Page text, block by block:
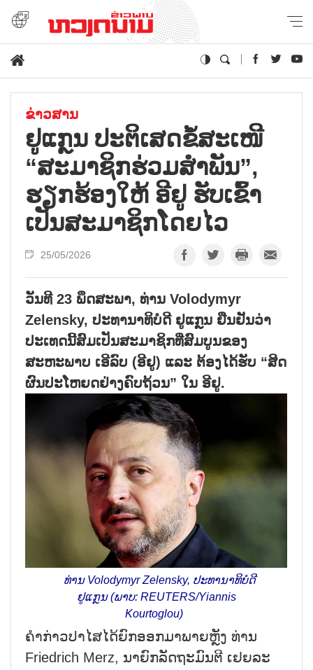
ຂ່າວສານ
ຢູແກຼນ ປະຕິເສດຂໍ້ສະເໜີ
“ສະມາຊິກຮ່ວມສຳພັນ”,
ຮຽກຮ້ອງໃຫ້ ອີຢູ ຮັບເຂົ້າ
ເປັນສະມາຊິກໂດຍໄວ
25/05/2026
ວັນທີ 23 ພຶດສະພາ, ທ່ານ Volodymyr
Zelensky, ປະທານາທິບໍດີ ຢູແກຼນ ຢືນຢັນວ່າ
ປະເທດນີ້ສົມເປັນສະມາຊິກທີ່ສົມບູນຂອງ
ສະຫະພາບ ເອີລົບ (ອີຢູ) ແລະ ຕ້ອງໄດ້ຮັບ “ສິດ
ຜົນປະໂຫຍດຢ່າງຄົບຖ້ວນ” ໃນ ອີຢູ.
ທ່ານ Volodymyr Zelensky, ປະທານາທິບໍດີ
ຢູແກຼນ (ພາບ: REUTERS/Yiannis
Kourtoglou)
ຄຳ​ກ່າ​ວ​ປາ​ໄສ​ໄດ້​ຍົກ​ອອກ​ມາ​ພາຍ​ຫຼັງ ​ທ່ານ
Friedrich Merz, ນາຍົກລັດຖະມົນຕີ ເຢຍ​ລະ​